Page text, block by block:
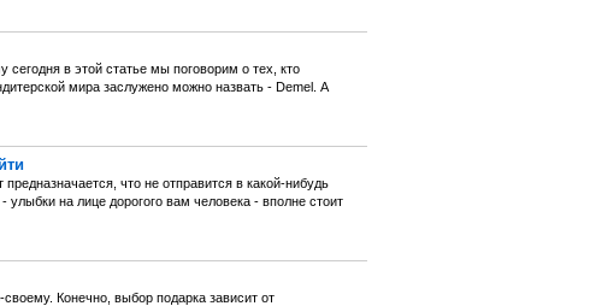
в этой статье мы поговорим о тех, кто
мира заслужено можно назвать - Demel. А
что не отправится в какой-нибудь
улыбки на лице дорогого вам человека - вполне стоит
Конечно, выбор подарка зависит от